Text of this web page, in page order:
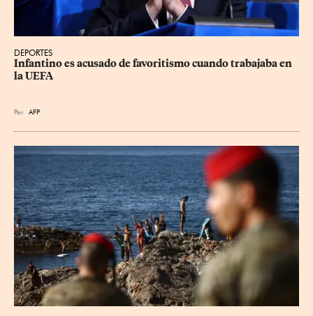
DEPORTES
Infantino es acusado de favoritismo cuando trabajaba en
la UEFA
Por AFP